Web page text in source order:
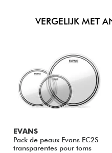
VERGELIJK MET
EVANS
Pack de peaux Evans EC2S
transparentes pour toms